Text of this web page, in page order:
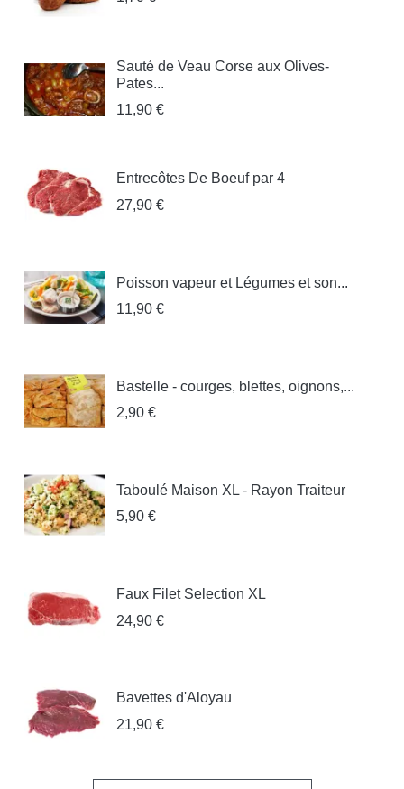
Sauté de Veau Corse aux Olives-
Pates...
11,90 €
Entrecôtes De Boeuf par 4
27,90 €
Poisson vapeur et Légumes et son...
11,90 €
Bastelle - courges, blettes, oignons,...
2,90 €
Taboulé Maison XL - Rayon Traiteur
5,90 €
Faux Filet Selection XL
24,90 €
Bavettes d'Aloyau
21,90 €